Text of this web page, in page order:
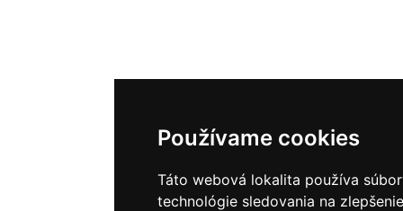
Používame cookies
Táto webová lokalita používa
technológie sledovania na